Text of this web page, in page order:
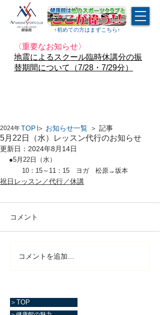
↑​初めての方はまずこちら↑
〈重要なお知らせ〉
地震によるスクール臨時休講分の振
替期間について（7/28・7/29分）
5月22日（水）レッスン代行のお知らせ
2024年5月9日
更新日： 2024年8月14日
●5月22日（水）
10：15～11：15　ヨガ　松原→坂本
祝日レッスン／代行／休講
コメント
コメントを追加…
TOP＞ お知らせ一覧 ＞ 記事
＞TOP